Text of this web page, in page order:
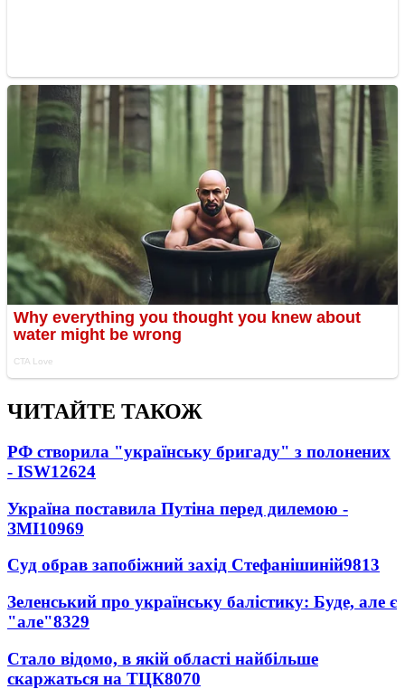
ЧИТАЙТЕ ТАКОЖ
РФ створила "українську бригаду" з полонених
- ISW12624
Україна поставила Путіна перед дилемою -
ЗМІ10969
Суд обрав запобіжний захід Стефанішиній9813
Зеленський про українську балістику: Буде, але є
"але"8329
Стало відомо, в якій області найбільше
скаржаться на ТЦК8070